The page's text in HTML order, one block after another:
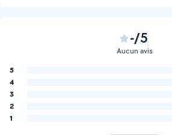
-/5
Aucun avis
5
4
3
2
1